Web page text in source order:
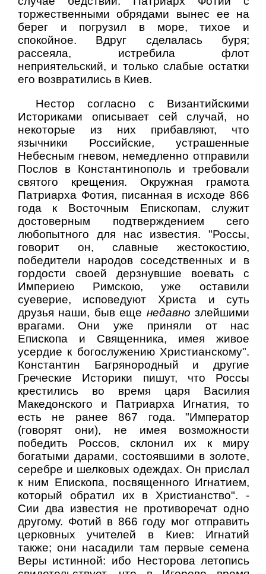
торжественными обрядами вынес ее на
берег и погрузил в море, тихое и
спокойное. Вдруг сделалась буря;
рассеяла, истребила флот
неприятельский, и только слабые остатки
его возвратились в Киев.
Нестор согласно с Византийскими
Историками описывает сей случай, но
некоторые из них прибавляют, что
язычники Российские, устрашенные
Небесным гневом, немедленно отправили
Послов в Константинополь и требовали
святого крещения. Окружная грамота
Патриарха Фотия, писанная в исходе 866
года к Восточным Епископам, служит
достоверным подтверждением сего
любопытного для нас известия. "Россы,
говорит он, славные жестокостию,
победители народов соседственных и в
гордости своей дерзнувшие воевать с
Империею Римскою, уже оставили
суеверие, исповедуют Христа и суть
друзья наши, быв еще недавно злейшими
врагами. Они уже приняли от нас
Епископа и Священника, имея живое
усердие к богослужению Христианскому".
Константин Багрянородный и другие
Греческие Историки пишут, что Россы
крестились во время царя Василия
Македонского и Патриарха Игнатия, то
есть не ранее 867 года. "Император
(говорят они), не имея возможности
победить Россов, склонил их к миру
богатыми дарами, состоявшими в золоте,
серебре и шелковых одеждах. Он прислал
к ним Епископа, посвященного Игнатием,
который обратил их в Христианство". -
Сии два известия не противоречат одно
другому. Фотий в 866 году мог отправить
церковных учителей в Киев: Игнатий
также; они насадили там первые семена
Веры истинной: ибо Несторова летопись